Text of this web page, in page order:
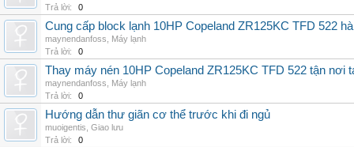
Trả lời:
0
Cung cấp block lạnh 10HP Copeland ZR125KC TFD 522
maynendanfoss
Máy lạnh
Trả lời:
0
Thay máy nén 10HP Copeland ZR125KC TFD 522 tận nơi
maynendanfoss
Máy lạnh
Trả lời:
0
Hướng dẫn thư giãn cơ thể trước khi đi ngủ
muoigentis Giao lưu
Trả lời:
0